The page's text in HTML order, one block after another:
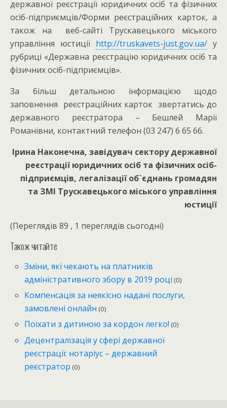
державної реєстрації юридичних осіб та фізичних
осіб-підприємців/Форми реєстраційних карток, а
також на веб-сайті Трускавецького міського
управління юстиції http://truskavets-just.gov.ua/ у
рубриці «Державна реєстрацію юридичних осіб та
фізичних осіб-підприємців».
За більш детальною інформацією щодо
заповнення реєстраційних карток звертатись до
державного реєстратора – Бешлей Марії
Романівни, контактний телефон (03 247) 6 65 66.
Ірина Наконечна, завідувач сектору державної
реєстрації юридичних осіб та фізичних осіб-
підприємців, легалізації об`єднань громадян
та ЗМІ Трускавецького міського управління
юстиції
(Переглядів 89 , 1 переглядів сьогодні)
Також читайте
Зміни, які чекають на платників
адміністративного збору в 2019 році (0)
Компенсація за неякісно надані послуги,
замовлені онлайн (0)
Поїхати з дитиною за кордон легко! (0)
Децентралізація у сфері державної
реєстрації: нотаріус – державний
реєстратор (0)